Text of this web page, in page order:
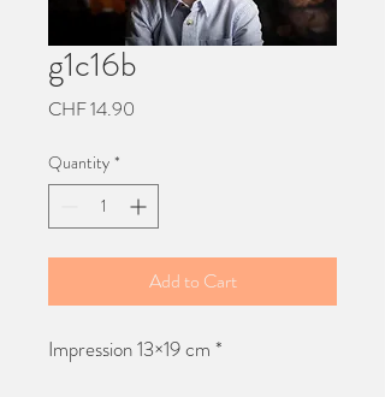
g1c16b
CHF 14.90
Quantity *
Add to Cart
Impression 13×19 cm *